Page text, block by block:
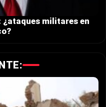
¿ataques militares en